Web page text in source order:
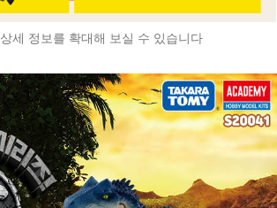
상세 정보를 확대해 보실 수 있습니다